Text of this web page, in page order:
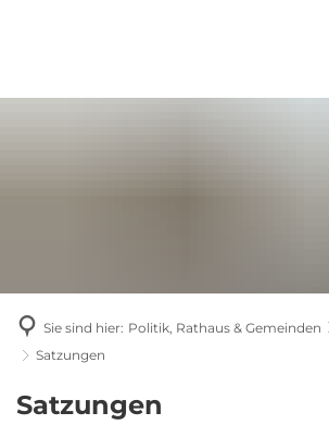
Sie sind hier: Politik, Rathaus & Gemeinden
Satzungen
Satzungen
Satzungen